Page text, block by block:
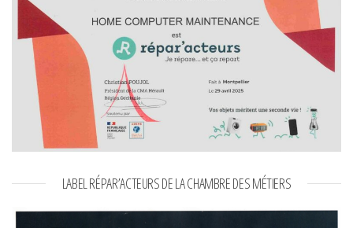
LABEL RÉPAR’ACTEURS DE LA CHAMBRE DES MÉTIERS